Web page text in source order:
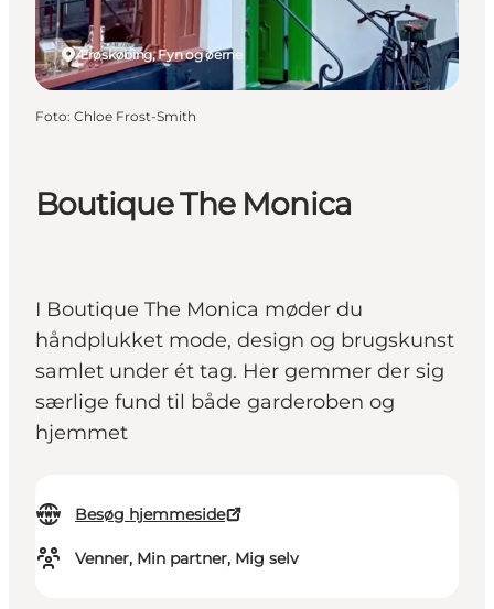
Boutique The Monica
I Boutique The Monica møder du
håndplukket mode, design og brugskunst
samlet under ét tag. Her gemmer der sig
særlige fund til både garderoben og
hjemmet
Besøg hjemmeside
Venner, Min partner, Mig selv
Ærøskøbing, Fyn og øerne
Foto: Chloe Frost-Smith